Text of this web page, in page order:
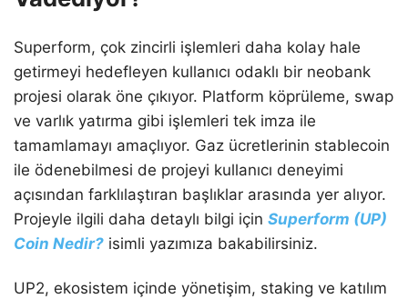
Superform, çok zincirli işlemleri daha kolay hale
getirmeyi hedefleyen kullanıcı odaklı bir neobank
projesi olarak öne çıkıyor. Platform köprüleme, swap
ve varlık yatırma gibi işlemleri tek imza ile
tamamlamayı amaçlıyor. Gaz ücretlerinin stablecoin
ile ödenebilmesi de projeyi kullanıcı deneyimi
açısından farklılaştıran başlıklar arasında yer alıyor.
Projeyle ilgili daha detaylı bilgi için Superform (UP)
Coin Nedir? isimli yazımıza bakabilirsiniz.
UP2, ekosistem içinde yönetişim, staking ve katılım